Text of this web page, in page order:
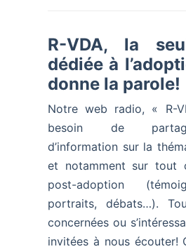
R-VDA, la
dédiée à
donne la parole!
Notre web radio, « R-
besoin de
d’information sur la
et notamment sur tout
post-adoption
portraits, débats…).
concernées ou
invitées à nous écouter!